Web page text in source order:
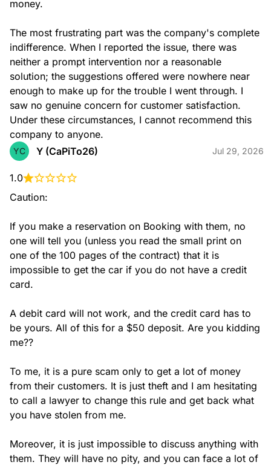
money.
The most frustrating part was the company's complete
indifference. When I reported the issue, there was
neither a prompt intervention nor a reasonable
solution; the suggestions offered were nowhere near
enough to make up for the trouble I went through. I
saw no genuine concern for customer satisfaction.
Under these circumstances, I cannot recommend this
company to anyone.
YC Y (CaPiTo26) Jul 29, 2026
1.0
Caution:
If you make a reservation on Booking with them, no
one will tell you (unless you read the small print on
one of the 100 pages of the contract) that it is
impossible to get the car if you do not have a credit
card.
A debit card will not work, and the credit card has to
be yours. All of this for a $50 deposit. Are you kidding
me??
To me, it is a pure scam only to get a lot of money
from their customers. It is just theft and I am hesitating
to call a lawyer to change this rule and get back what
you have stolen from me.
Moreover, it is just impossible to discuss anything with
them. They will have no pity, and you can face a lot of